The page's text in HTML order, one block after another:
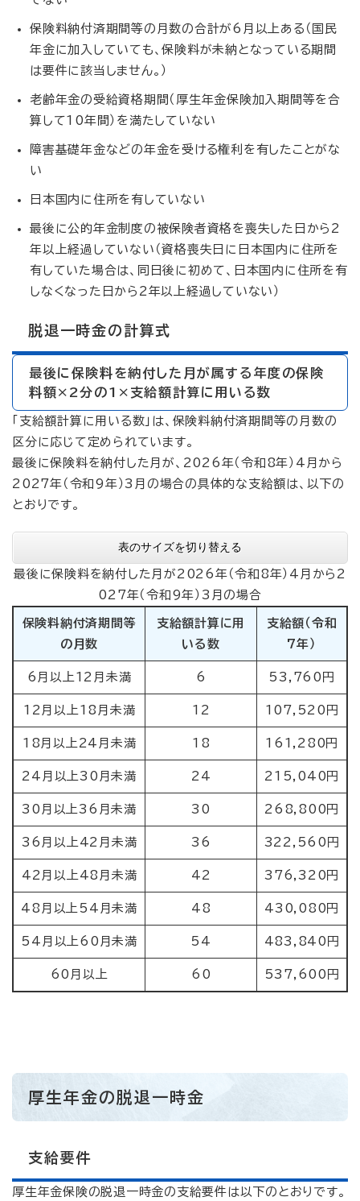
保険料納付済期間等の月数の合計が6月以上ある（国民
年金に加入していても、保険料が未納となっている期間
は要件に該当しません。）
老齢年金の受給資格期間（厚生年金保険加入期間等を合
算して10年間）を満たしていない
障害基礎年金などの年金を受ける権利を有したことがな
い
日本国内に住所を有していない
最後に公的年金制度の被保険者資格を喪失した日から2
年以上経過していない（資格喪失日に日本国内に住所を
有していた場合は、同日後に初めて、日本国内に住所を有
しなくなった日から2年以上経過していない）
脱退一時金の計算式
最後に保険料を納付した月が属する年度の保険
料額×2分の1×支給額計算に用いる数
「支給額計算に用いる数」は、保険料納付済期間等の月数の
区分に応じて定められています。
最後に保険料を納付した月が、2026年（令和8年）4月から
2027年（令和9年）3月の場合の具体的な支給額は、以下の
とおりです。
表のサイズを切り替える
最後に保険料を納付した月が2026年（令和8年）4月から2
027年（令和9年）3月の場合
保険料納付済期間等
の月数
支給額計算に用
いる数
支給額（令和
7年）
6月以上12月未満 6 53,760円
12月以上18月未満 12 107,520円
18月以上24月未満 18 161,280円
24月以上30月未満 24 215,040円
30月以上36月未満 30 268,800円
36月以上42月未満 36 322,560円
42月以上48月未満 42 376,320円
48月以上54月未満 48 430,080円
54月以上60月未満 54 483,840円
60月以上 60 537,600円
厚生年金の脱退一時金
支給要件
厚生年金保険の脱退一時金の支給要件は以下のとおりです。